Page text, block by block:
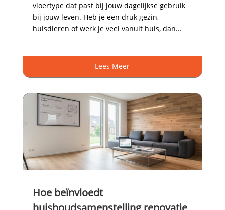
vloertype dat past bij jouw dagelijkse gebruik
bij jouw leven.​ Heb je een druk gezin,
huisdieren of werk je veel vanuit huis, dan...
Lees Meer
Hoe beïnvloedt